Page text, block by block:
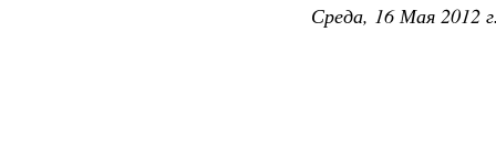
Среда, 16 Мая 2012